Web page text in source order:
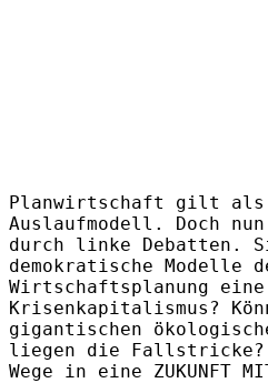
Planwirtschaft gilt
Auslaufmodell. Doch
durch linke Debatten.
demokratische Modelle
Wirtschaftsplanung
Krisenkapitalismus?
gigantischen
liegen die
Wege in eine ZUKUNFT